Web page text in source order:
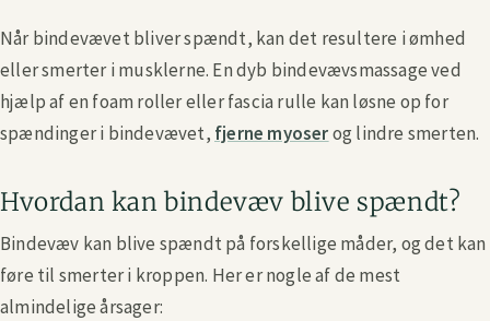
Når bindevævet bliver spændt, kan det resultere i ømhed
eller smerter i musklerne. En dyb bindevævsmassage ved
hjælp af en foam roller eller fascia rulle kan løsne op for
spændinger i bindevævet, fjerne myoserog lindre smerten.
Hvordan kan bindevæv blive spændt?
Bindevæv kan blive spændt på forskellige måder, og det kan
føre til smerter i kroppen. Her er nogle af de mest
almindelige årsager: